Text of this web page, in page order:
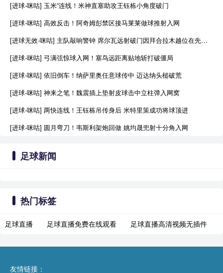
[进球-咪咕] 玉米”连线！米神直塞助攻王钰栋小角度破门
[进球-咪咕] 高效反击！阿奇姆彭禁区接马莱莱做球推射入网
[进球无效-咪咕] 主队敲响警钟 席尔瓦远射破门因拜合拉木越位在先进球无效
[进球-咪咕] 弓满弦惊球入网！塞鸟远距离贴地斩打破僵局
[进球-咪咕] 依旧倒车！纳萨里奥任意球传中 迈达纳头槌破荒
[进球-咪咕] 神来之笔！魏震插上垫射皮球击中立柱弹入网窝
[进球-咪咕] 两快连线！王钰栋吊传身后 米特里策成功将球顶进
[进球-咪咕] 圆月弯刀！韦斯利架炮回做 姚均晟兜射十分角入网
足球新闻
热门标签
足球直播 足球直播免费在线观看 足球直播高清视频无插件
友情链接：